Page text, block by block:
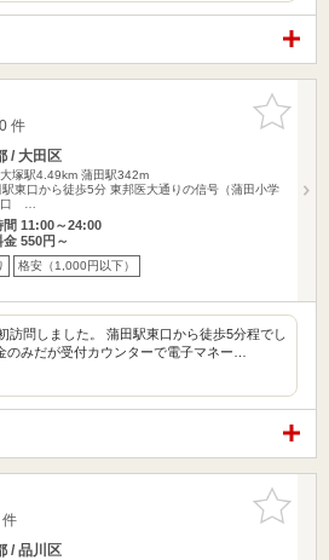
お気に入
りに追加
件
/ 大田区
塚駅4.49km 蒲田駅342m
駅東口から徒歩5分 東邦医大通りの信号（蒲田小学
口 …
間 11:00～24:00
金 550円～
格安（1,000円以下）
訪問しました。 蒲田駅東口から徒歩5分程でし
のみだが受付カウンターで電子マネー…
お気に入
りに追加
/ 品川区